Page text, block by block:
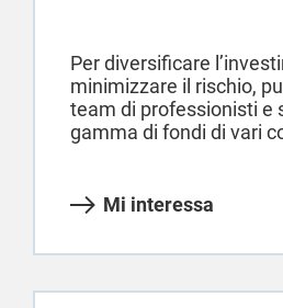
Per diversificare
minimizzare il rischio,
team di professionisti e
gamma di fondi di vari
Mi interessa